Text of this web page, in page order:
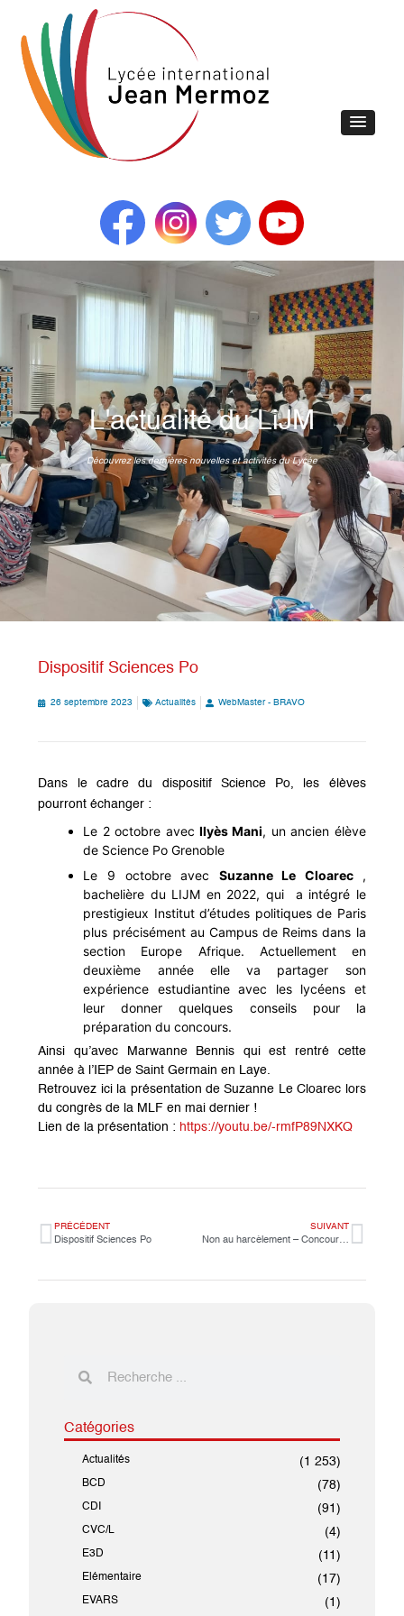
L'actualité du LiJM
Découvrez les dernières nouvelles et activités du Lycée
Dispositif Sciences Po
26 septembre 2023 Actualités WebMaster - BRAVO
Dans le cadre du dispositif Science Po, les élèves
pourront échanger :
Le 2 octobre avec Ilyès Mani, un ancien élève
de Science Po Grenoble
Le 9 octobre avec Suzanne Le Cloarec ,
bachelière du LIJM en 2022, qui a intégré le
prestigieux Institut d’études politiques de Paris
plus précisément au Campus de Reims dans la
section Europe Afrique. Actuellement en
deuxième année elle va partager son
expérience estudiantine avec les lycéens et
leur donner quelques conseils pour la
préparation du concours.
Ainsi qu’avec Marwanne Bennis qui est rentré cette
année à l’IEP de Saint Germain en Laye.
Retrouvez ici la présentation de Suzanne Le Cloarec lors
du congrès de la MLF en mai dernier !
Lien de la présentation : https://youtu. be/-rmfP89NXKQ
PRÉCÉDENT
Dispositif Sciences Po
SUIVANT
Non au harcèlement – Concours d’infographie réservé aux 4eA et 4eB
Catégories
Actualités (1 253)
BCD (78)
CDI (91)
CVC/L (4)
E3D (11)
Elémentaire (17)
EVARS (1)